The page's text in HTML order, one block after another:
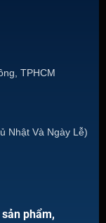
TPHCM
Nhật Và Ngày Lễ)
phẩm,